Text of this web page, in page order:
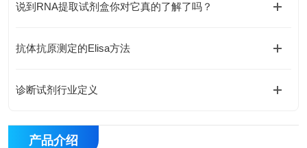
说到RNA提取试剂盒你对它真的了解了吗？
抗体抗原测定的Elisa方法
诊断试剂行业定义
产品介绍